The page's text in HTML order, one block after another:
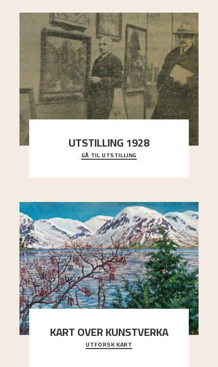
UTSTILLING 1928
Då Astrup døydde i 1928, tok vennene Moritz
Kaland og Simon Thorbjørnsen initiativ til å
GÅ TIL UTSTILLING
KART OVER KUNSTVERKA
Utforsk stedene og utsiktene i Astrups malerier
UTFORSK KART